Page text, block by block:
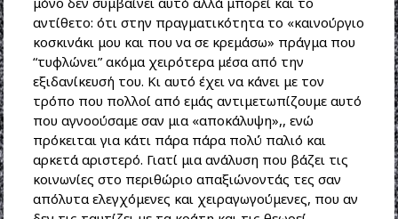
αντίθετο: ότι στην πραγματικότητα το «καινούργιο
κοσκινάκι μου και που να σε κρεμάσω» πράγμα που
“τυφλώνει” ακόμα χειρότερα μέσα από την
εξιδανίκευσή του. Κι αυτό έχει να κάνει με τον
τρόπο που πολλοί από εμάς αντιμετωπίζουμε αυτό
που αγνοούσαμε σαν μια «αποκάλυψη»,, ενώ
πρόκειται για κάτι πάρα πάρα πολύ παλιό και
αρκετά αριστερό. Γιατί μια ανάλυση που βάζει τις
κοινωνίες στο περιθώριο απαξιώνοντάς τες σαν
απόλυτα ελεγχόμενες και χειραγωγούμενες, που αν